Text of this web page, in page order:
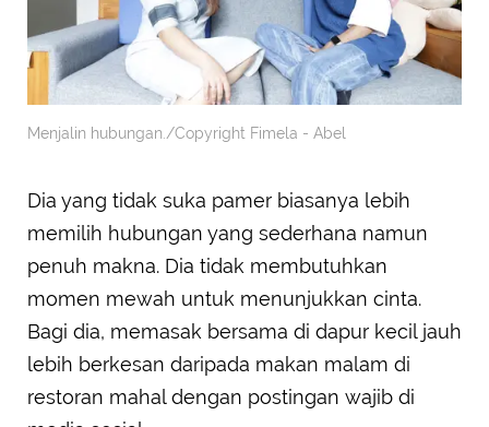
Menjalin hubungan./Copyright Fimela - Abel
Dia yang tidak suka pamer biasanya lebih
memilih hubungan yang sederhana namun
penuh makna. Dia tidak membutuhkan
momen mewah untuk menunjukkan cinta.
Bagi dia, memasak bersama di dapur kecil jauh
lebih berkesan daripada makan malam di
restoran mahal dengan postingan wajib di